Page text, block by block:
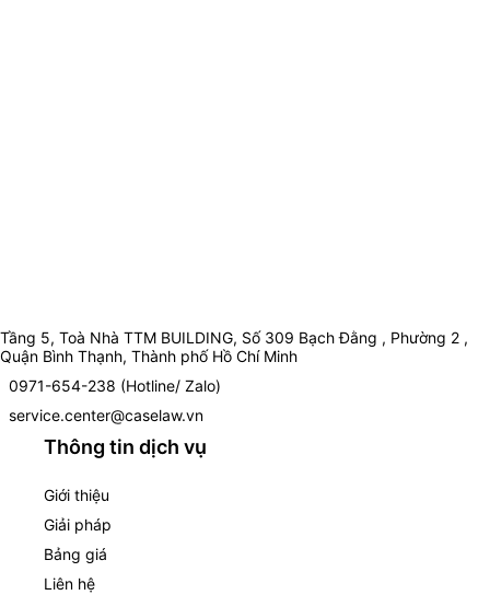
Tầng 5, Toà Nhà TTM BUILDING, Số 309 Bạch Đằng , Phường 2 ,
Quận Bình Thạnh, Thành phố Hồ Chí Minh
0971-654-238 (Hotline/ Zalo)
service.center@caselaw.vn
Thông tin dịch vụ
Giới thiệu
Giải pháp
Bảng giá
Liên hệ